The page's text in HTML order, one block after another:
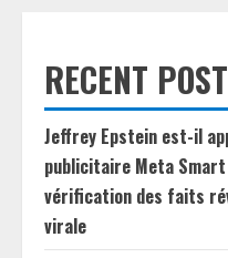
RECENT
Jeffrey Epstein est-il
publicitaire Meta Smart
vérification des faits
virale